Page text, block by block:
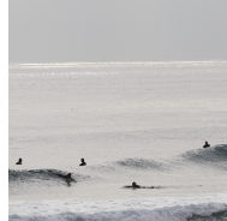
Monthly Archive